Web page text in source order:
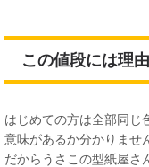
この値段には理
はじめての方は全部同じ
意味があるか分かりませ
だからうさこの型紙屋さ